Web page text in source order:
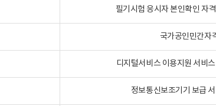
필기시험 응시자 본인확인 자
국가공인민간자
디지털서비스 이용지원 서비
정보통신보조기기 보급